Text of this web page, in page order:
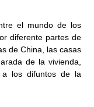
el mundo de los
diferente partes de
de China, las casas
de la vivienda,
los difuntos de la